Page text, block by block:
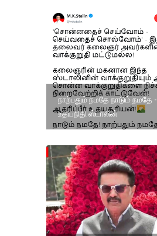
நாற்பதும் நமதே நாடும் நமதே -
உதயநிதி ஸ்டாலின்